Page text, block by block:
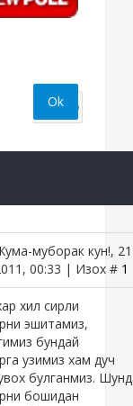
муборак кун!,
00:33 | Изох # 1
хил сирли
эшитамиз,
бундай
узимиз хам дуч
булганмиз.
бошидан